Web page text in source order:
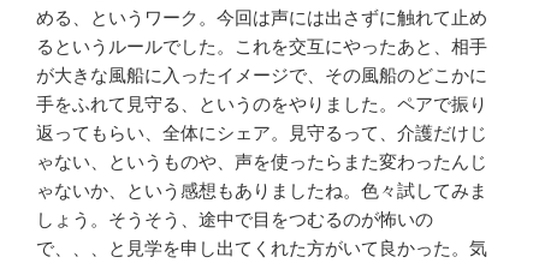
める、というワーク。今回は声には出さずに触れて止め
るというルールでした。これを交互にやったあと、相手
が大きな風船に入ったイメージで、その風船のどこかに
手をふれて見守る、というのをやりました。ペアで振り
返ってもらい、全体にシェア。見守るって、介護だけじ
ゃない、というものや、声を使ったらまた変わったんじ
ゃないか、という感想もありましたね。色々試してみま
しょう。そうそう、途中で目をつむるのが怖いの
で、、、と見学を申し出てくれた方がいて良かった。気